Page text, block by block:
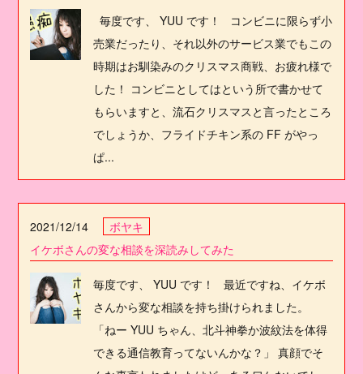
毎度です、 YUU です！ コンビニに限らず小
売業だったり、それ以外のサービス業でもこの
時期はお馴染みのクリスマス商戦、お疲れ様で
した！ コンビニとしてはという所で書かせて
もらいますと、流石クリスマスと言ったところ
でしょうか、フライドチキン系の FF がやっ
ぱ...
2021/12/14
ボヤキ
イケボさんの変な相談を深読みしてみた
毎度です、 YUU です！ 最近ですね、イケボ
さんから変な相談を持ち掛けられました。
「ねー YUU ちゃん、北斗神拳か波紋法を体得
できる通信教育ってないんかな？」 真顔でそ